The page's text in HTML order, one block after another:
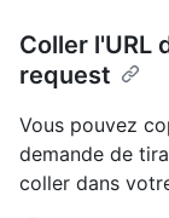
Coller l'URL
request
Vous pouvez
demande de
coller dans